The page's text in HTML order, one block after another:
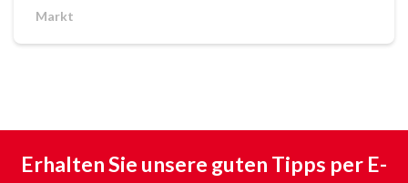
Markt
Erhalten Sie unsere guten Tipps per E-